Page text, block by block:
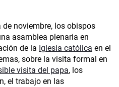
noviembre, los obispos
asamblea plenaria en
de la Iglesia católica en el
sobre la visita formal en
visita del papa, los
el trabajo en las